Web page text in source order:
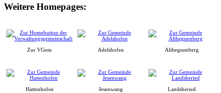
Weitere Homepages:
Zur VGem Adelshofen Althegnenberg
Hattenhofen Jesenwang Landsberied